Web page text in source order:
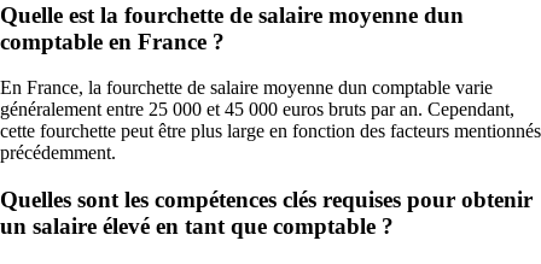
Quelle est la fourchette de salaire moyenne dun
comptable en France ?
En France, la fourchette de salaire moyenne dun comptable varie
généralement entre 25 000 et 45 000 euros bruts par an. Cependant,
cette fourchette peut être plus large en fonction des facteurs mentionnés
précédemment.
Quelles sont les compétences clés requises pour obtenir
un salaire élevé en tant que comptable ?